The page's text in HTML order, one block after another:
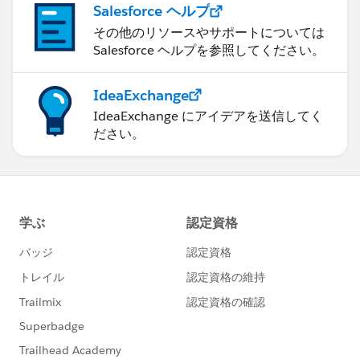
Salesforce ヘルプ
その他のリソースやサポートについては
Salesforce ヘルプを参照してください。
IdeaExchange
IdeaExchange にアイデアを送信してく
ださい。